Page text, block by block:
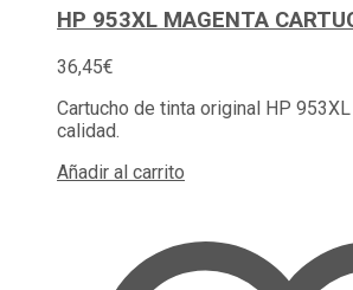
HP 953XL MAGENTA
36,45€
Cartucho de tinta original HP
calidad.
Añadir al carrito